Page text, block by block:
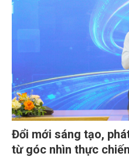
minh bạch chuỗi cung
trường quốc tế và gia
nguyên chuyển đổi số.
Đổi mới sáng tạo,
từ góc nhìn thực chiến